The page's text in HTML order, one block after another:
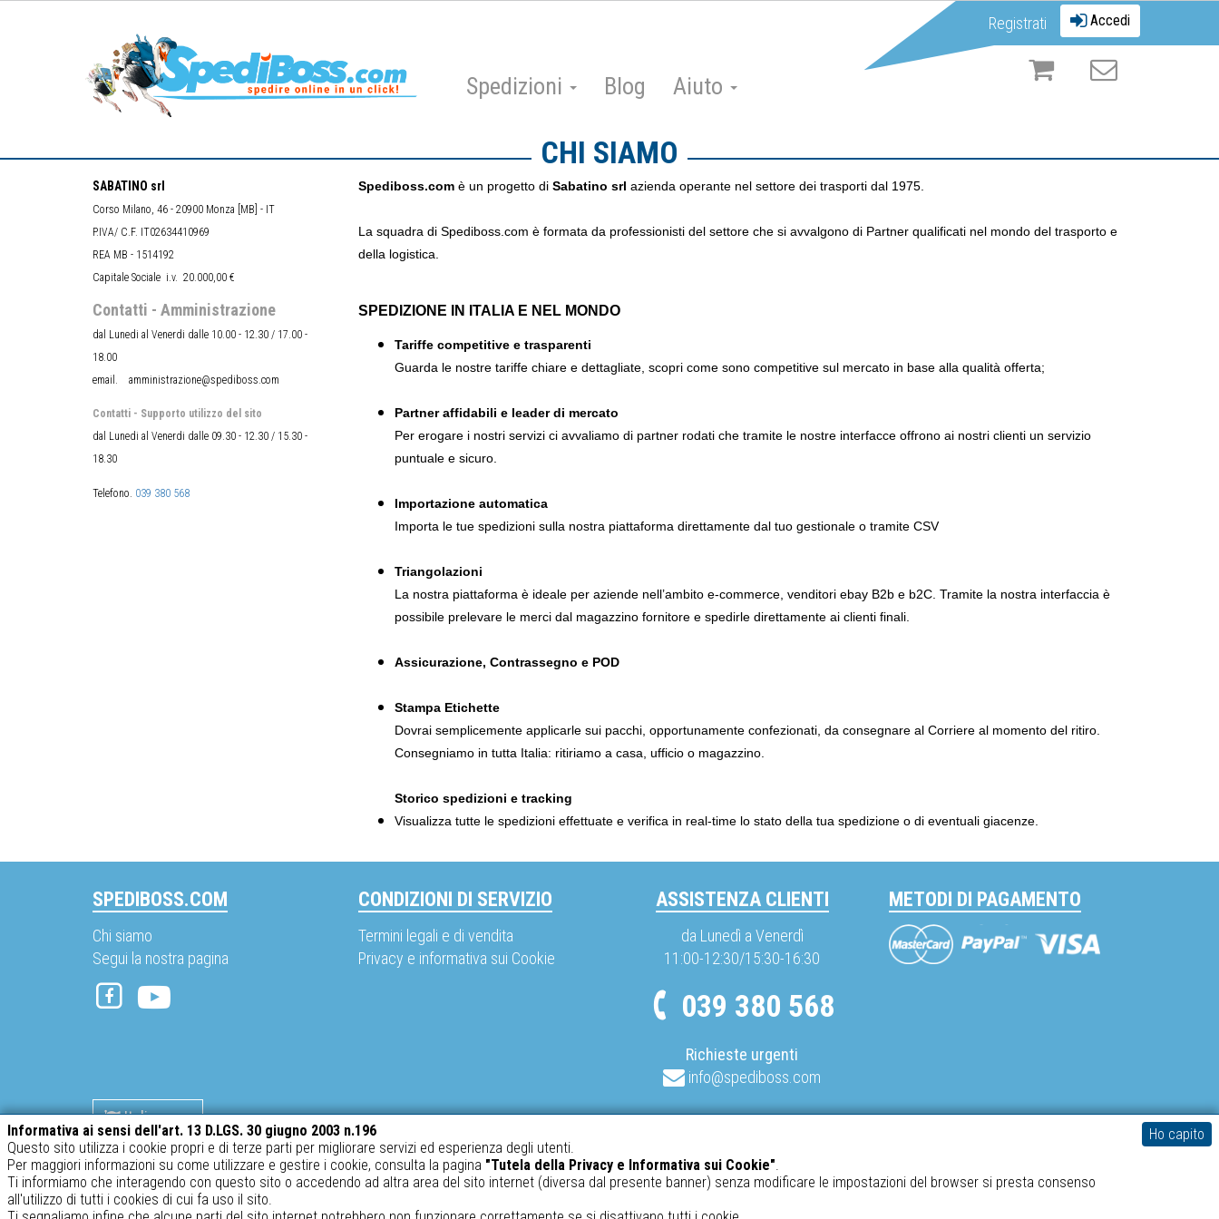
Informativa ai sensi dell'art. 13 D.LGS. 30 giugno 2003 n.196
Questo sito utilizza i cookie propri e di terze parti per migliorare servizi ed esperienza degli utenti.
Per maggiori informazioni su come utilizzare e gestire i cookie, consulta la pagina "Tutela della Privacy e Informativa sui Cookie".
Ti informiamo che interagendo con questo sito o accedendo ad altra area del sito internet (diversa dal presente banner) senza modificare le impostazioni del browser si presta consenso
all'utilizzo di tutti i cookies di cui fa uso il sito.
Ho capito
Registrati Accedi
Spedizioni Blog Aiuto
CHI SIAMO
SABATINO srl
Corso Milano, 46 - 20900 Monza [MB] - IT
P.IVA/ C.F. IT02634410969
REA MB - 1514192
Capitale Sociale i.v. 20.000,00 €
Contatti - Amministrazione
dal Lunedi al Venerdi dalle 10.00 - 12.30 / 17.00 -
18.00
email. amministrazione@spediboss.com
Contatti - Supporto utilizzo del sito
dal Lunedi al Venerdi dalle 09.30 - 12.30 / 15.30 -
18.30
Telefono. 039 380 568
Spediboss.com è un progetto di Sabatino srl azienda operante nel settore dei trasporti dal 1975.
La squadra di Spediboss.com è formata da professionisti del settore che si avvalgono di Partner qualificati nel mondo del trasporto e
della logistica.
SPEDIZIONE IN ITALIA E NEL MONDO
Tariffe competitive e trasparenti
Guarda le nostre tariffe chiare e dettagliate, scopri come sono competitive sul mercato in base alla qualità offerta;
Partner affidabili e leader di mercato
Per erogare i nostri servizi ci avvaliamo di partner rodati che tramite le nostre interfacce offrono ai nostri clienti un servizio
puntuale e sicuro.
Importazione automatica
Importa le tue spedizioni sulla nostra piattaforma direttamente dal tuo gestionale o tramite CSV
Triangolazioni
La nostra piattaforma è ideale per aziende nell’ambito e-commerce, venditori ebay B2b e b2C. Tramite la nostra interfaccia è
possibile prelevare le merci dal magazzino fornitore e spedirle direttamente ai clienti finali.
Assicurazione, Contrassegno e POD
Stampa Etichette
Dovrai semplicemente applicarle sui pacchi, opportunamente confezionati, da consegnare al Corriere al momento del ritiro.
Consegniamo in tutta Italia: ritiriamo a casa, ufficio o magazzino.
Storico spedizioni e tracking
Visualizza tutte le spedizioni effettuate e verifica in real-time lo stato della tua spedizione o di eventuali giacenze.
SPEDIBOSS.COM
Chi siamo
Segui la nostra pagina
CONDIZIONI DI SERVIZIO
Termini legali e di vendita
Privacy e informativa sui Cookie
ASSISTENZA CLIENTI
da Lunedì a Venerdì
11:00-12:30/15:30-16:30
039 380 568
Richieste urgenti
info@spediboss.com
METODI DI PAGAMENTO
Mastercard Visa
Italiano
SABATINO srl – P.IVA 02634410969 spediboss.com © 2014-2026